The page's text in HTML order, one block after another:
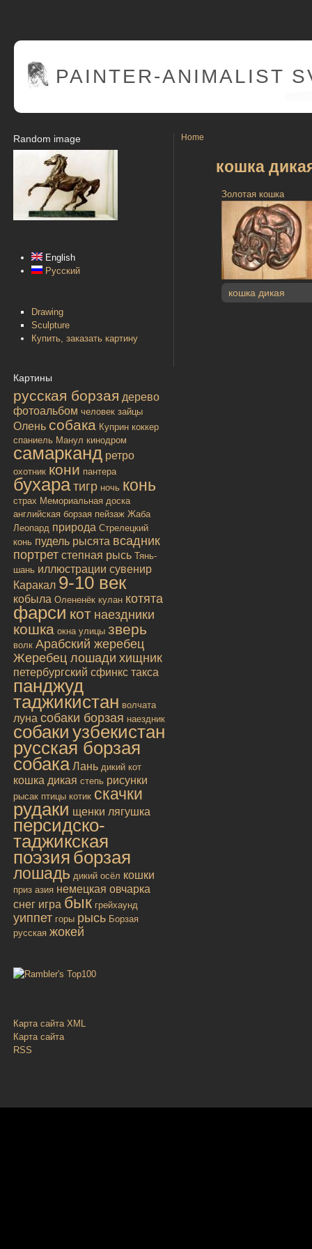
PAINTER-ANIMALIST
Random image
English
Русский
Drawing
Sculpture
Купить, заказать картину
Картины
русская борзая дерево
фотоальбом человек зайцы
Олень собака Куприн коккер
спаниель Манул кинодром
самарканд ретро
охотник кони пантера
бухара тигр ночь конь
страх Мемориальная доска
английская борзая пейзаж Жаба
Леопард природа Стрелецкий
конь пудель рысята всадник
портрет степная рысь Тянь-
шань иллюстрации сувенир
Каракал 9-10 век
кобыла Олененёк кулан котята
фарси кот наездники
кошка окна улицы зверь
волк Арабский жеребец
Жеребец лошади хищник
петербургский сфинкс такса
панджуд
таджикистан волчата
луна собаки борзая наездник
собаки узбекистан
русская борзая
собака Лань дикий кот
кошка дикая степь рисунки
рысак птицы котик скачки
рудаки щенки лягушка
персидско-
таджикская
поэзия борзая
лошадь дикий осёл кошки
приз азия немецкая овчарка
снег игра бык грейхаунд
уиппет горы рысь Борзая
русская жокей
Карта сайта XML
Карта сайта
RSS
Home
кошка
Золотая кошка
кошка дикая